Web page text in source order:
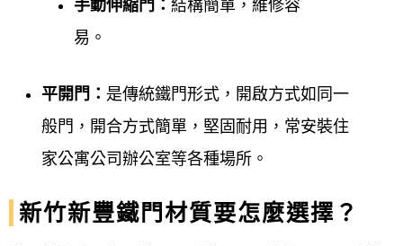
手動伸縮門： 結構簡單，維修容
易。
平開門： 是傳統鐵門形式，開啟方式如同一
般門，開合方式簡單，堅固耐用，常安裝住
家公寓公司辦公室等各種場所。
新竹新豐鐵門材質要怎麼選擇？